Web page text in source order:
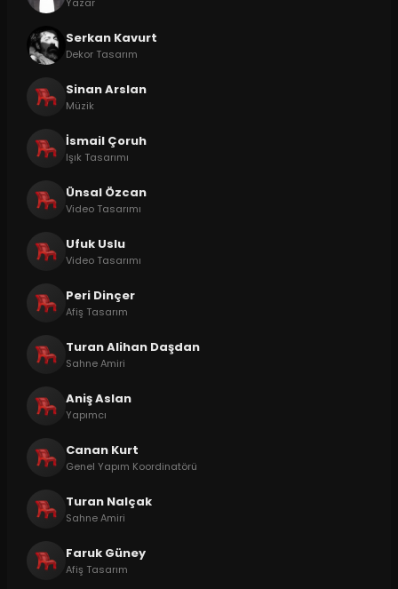
Serkan Kavurt
Dekor Tasarım
Sinan Arslan
Müzik
İsmail Çoruh
Işık Tasarımı
Ünsal Özcan
Video Tasarımı
Ufuk Uslu
Video Tasarımı
Peri Dinçer
Afiş Tasarım
Turan Alihan Daşdan
Sahne Amiri
Aniş Aslan
Yapımcı
Canan Kurt
Genel Yapım Koordinatörü
Turan Nalçak
Sahne Amiri
Faruk Güney
Afiş Tasarım